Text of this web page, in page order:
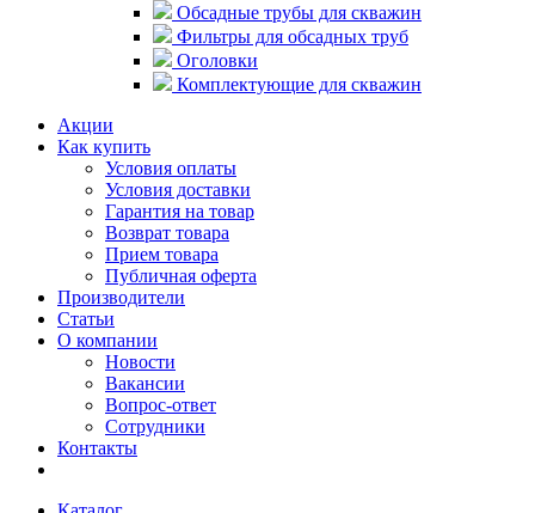
Обсадные трубы для скважин
Фильтры для обсадных труб
Оголовки
Комплектующие для скважин
Акции
Как купить
Условия оплаты
Условия доставки
Гарантия на товар
Возврат товара
Прием товара
Публичная оферта
Производители
Статьи
О компании
Новости
Вакансии
Вопрос-ответ
Сотрудники
Контакты